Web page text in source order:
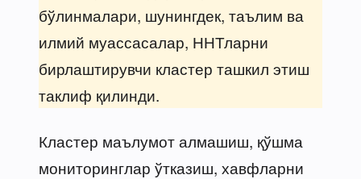
бўлинмалари, шунингдек, таълим ва
илмий муассасалар, ННТларни
бирлаштирувчи кластер ташкил этиш
таклиф қилинди.
Кластер маълумот алмашиш, қўшма
мониторинглар ўтказиш, хавфларни